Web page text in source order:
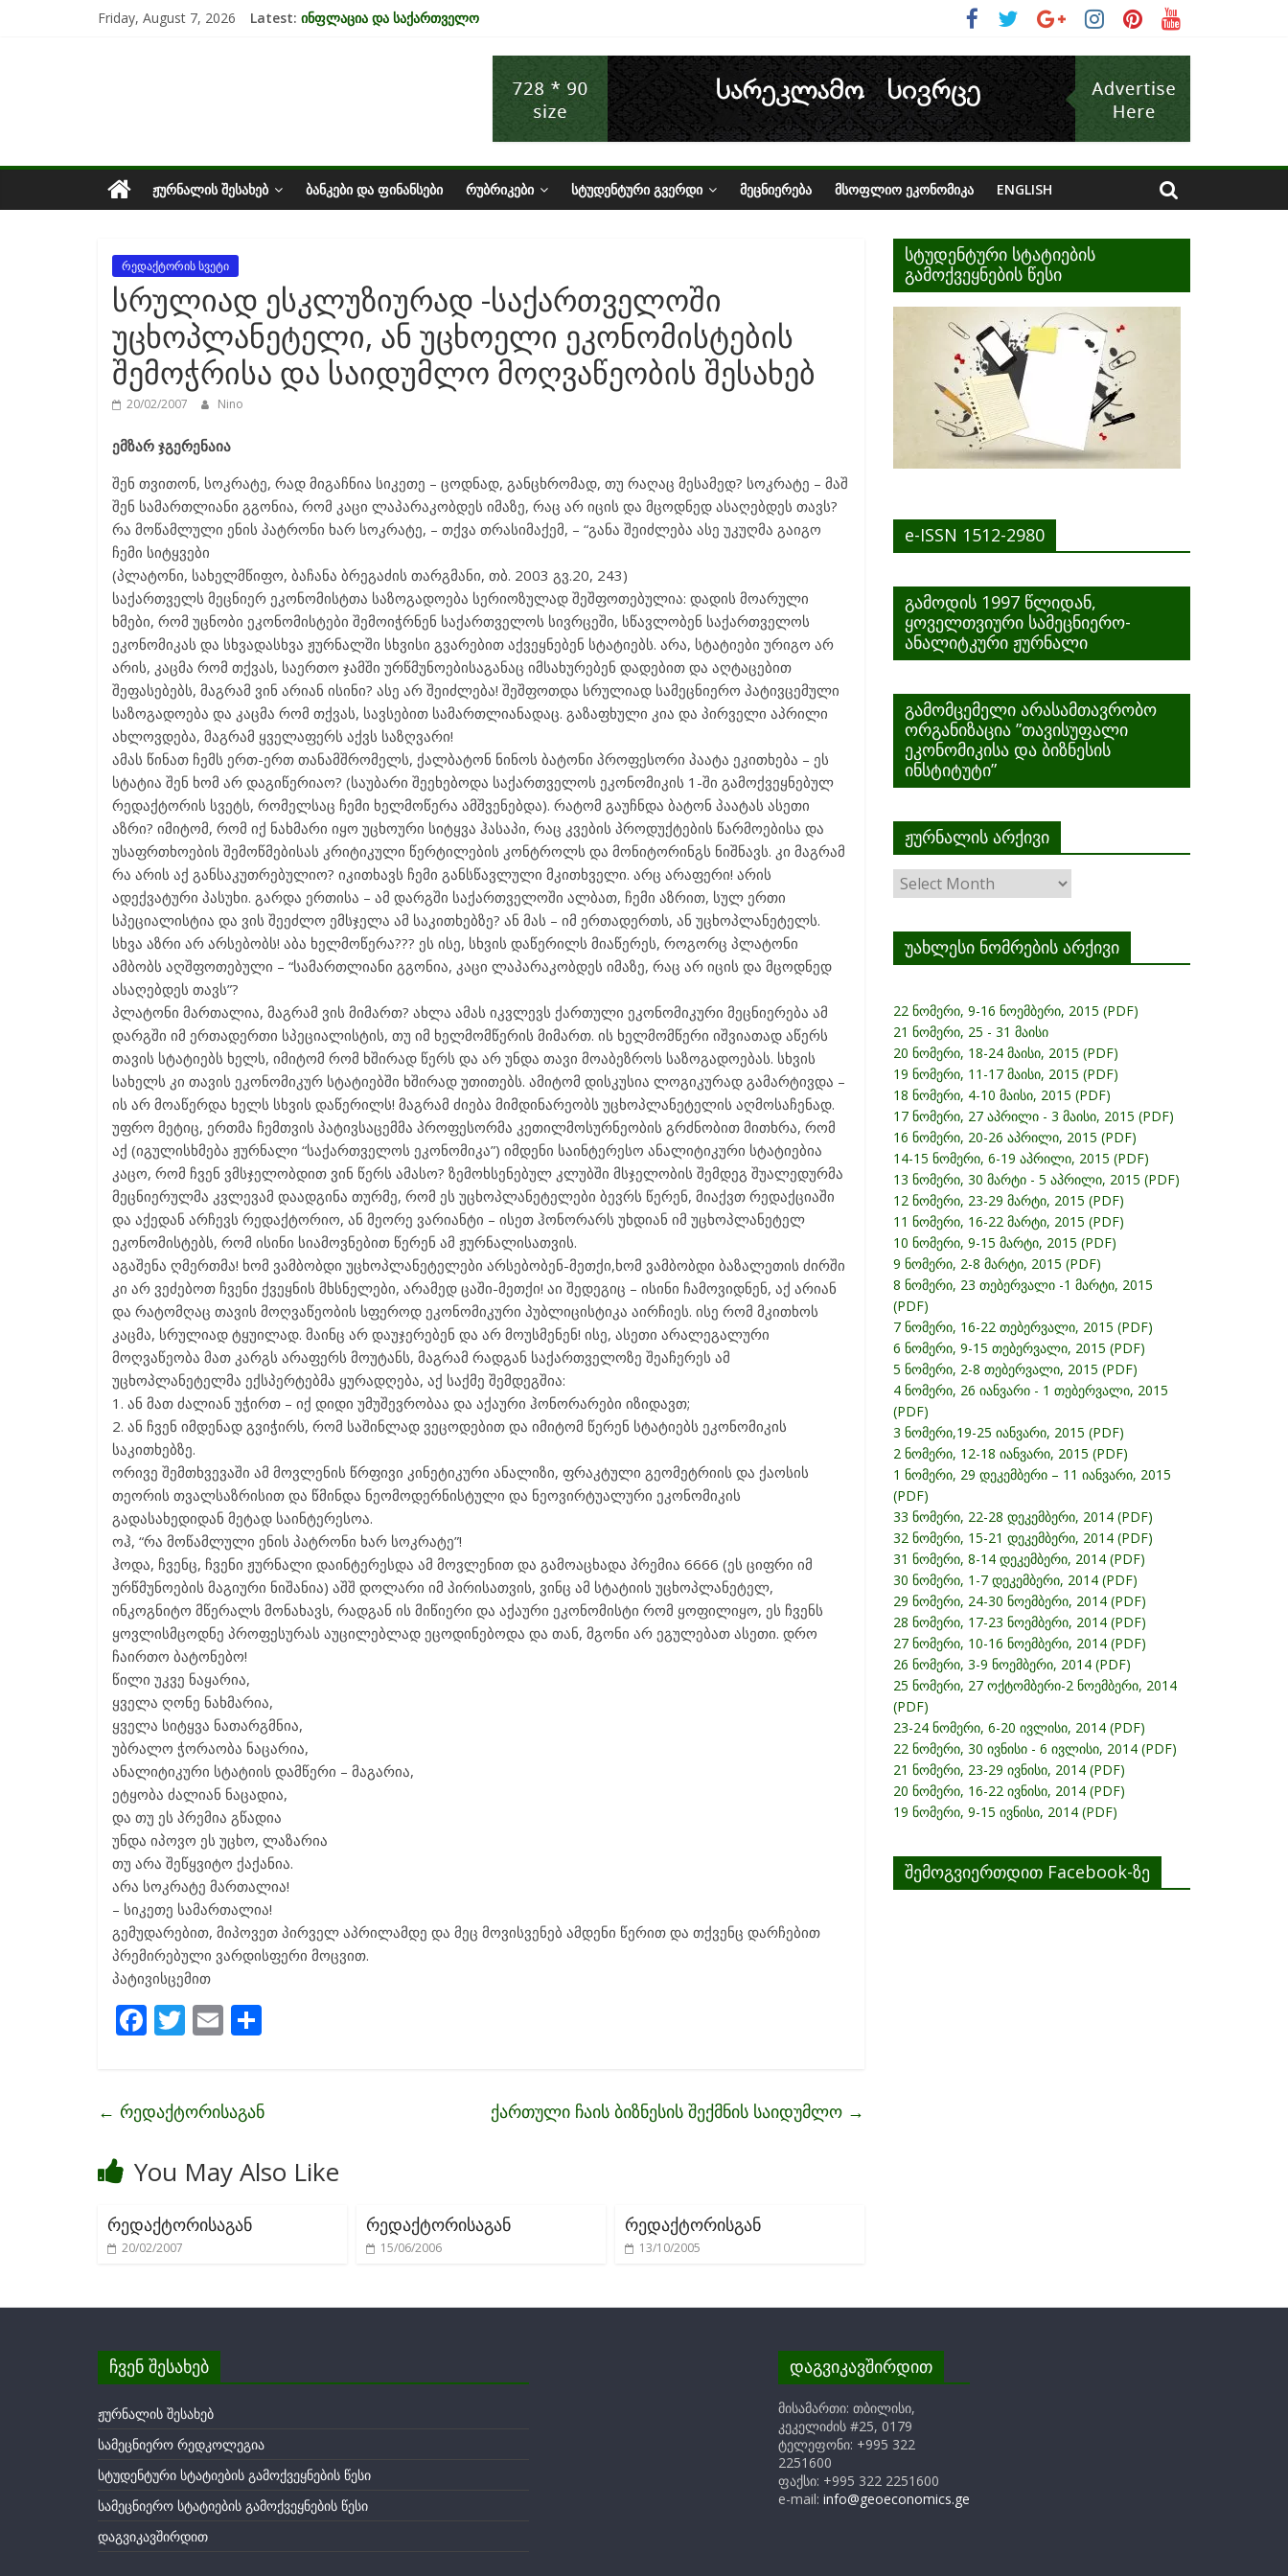
Friday, August 7, 2026 Latest: ინფლაცია და საქართველო
მიგრაციისა და ეკონომიკის ურთიერთკავშირი
EU-ის კანდიდატის სტატუსის ეკონომიკური სარგებელი
უძრავი ქონების ბაზარი საქართველოში
ᲟᲣᲠᲜᲐᲚᲘᲡ ᲨᲔᲡᲐᲮᲔᲑ ᲑᲐᲜᲙᲔᲑᲘ ᲓᲐ ᲤᲘᲜᲐᲜᲡᲔᲑᲘ ᲠᲣᲑᲠᲘᲙᲔᲑᲘ ᲡᲢᲣᲓᲔᲜᲢᲣᲠᲘ ᲒᲕᲔᲠᲓᲘ ᲛᲔᲪᲜᲘᲔᲠᲔᲑᲐ ᲛᲡᲝᲤᲚᲘᲝ ᲔᲙᲝᲜᲝᲛᲘᲙᲐ ENGLISH
რედაქტორის სვეტი
სრულიად ესკლუზიურად -საქართველოში
უცხოპლანეტელი, ან უცხოელი ეკონომისტების
შემოჭრისა და საიდუმლო მოღვაწეობის შესახებ
20/02/2007 Nino
ემზარ ჯგერენაია
შენ თვითონ, სოკრატე, რად მიგაჩნია სიკეთე – ცოდნად, განცხრომად, თუ რაღაც მესამედ? სოკრატე – მაშ
შენ სამართლიანი გგონია, რომ კაცი ლაპარაკობდეს იმაზე, რაც არ იცის და მცოდნედ ასაღებდეს თავს?
რა მოწამლული ენის პატრონი ხარ სოკრატე, – თქვა თრასიმაქემ, – “განა შეიძლება ასე უკუღმა გაიგო
ჩემი სიტყვები
(პლატონი, სახელმწიფო, ბაჩანა ბრეგაძის თარგმანი, თბ. 2003 გვ.20, 243)
საქართველს მეცნიერ ეკონომისტთა საზოგადოება სერიოზულად შეშფოთებულია: დადის მოარული
ხმები, რომ უცნობი ეკონომისტები შემოიჭრნენ საქართველოს სივრცეში, სწავლობენ საქართველოს
ეკონომიკას და სხვადასხვა ჟურნალში სხვისი გვარებით აქვეყნებენ სტატიებს. არა, სტატიები ურიგო არ
არის, კაცმა რომ თქვას, საერთო ჯამში ურწმუნოებისაგანაც იმსახურებენ დადებით და აღტაცებით
შეფასებებს, მაგრამ ვინ არიან ისინი? ასე არ შეიძლება! შეშფოთდა სრულიად სამეცნიერო პატივცემული
საზოგადოება და კაცმა რომ თქვას, სავსებით სამართლიანადაც. გაზაფხული კია და პირველი აპრილი
ახლოვდება, მაგრამ ყველაფერს აქვს საზღვარი!
ამას წინათ ჩემს ერთ-ერთ თანამშრომელს, ქალბატონ ნინოს ბატონი პროფესორი პაატა ეკითხება – ეს
სტატია შენ ხომ არ დაგიწერიაო? (საუბარი შეეხებოდა საქართველოს ეკონომიკის 1-ში გამოქვეყნებულ
რედაქტორის სვეტს, რომელსაც ჩემი ხელმოწერა ამშვენებდა). რატომ გაუჩნდა ბატონ პაატას ასეთი
აზრი? იმიტომ, რომ იქ ნახმარი იყო უცხოური სიტყვა ჰასაპი, რაც კვების პროდუქტების წარმოებისა და
უსაფრთხოების შემოწმებისას კრიტიკული წერტილების კონტროლს და მონიტორინგს ნიშნავს. კი მაგრამ
რა არის აქ განსაკუთრებულიო? იკითხავს ჩემი განსწავლული მკითხველი. არც არაფერი! არის
ადექვატური პასუხი. გარდა ერთისა – ამ დარგში საქართველოში ალბათ, ჩემი აზრით, სულ ერთი
სპეციალისტია და ვის შეეძლო ემსჯელა ამ საკითხებზე? ან მას – იმ ერთადერთს, ან უცხოპლანეტელს.
სხვა აზრი არ არსებობს! აბა ხელმოწერა??? ეს ისე, სხვის დაწერილს მიაწერეს, როგორც პლატონი
ამბობს აღშფოთებული – “სამართლიანი გგონია, კაცი ლაპარაკობდეს იმაზე, რაც არ იცის და მცოდნედ
ასაღებდეს თავს”?
პლატონი მართალია, მაგრამ ვის მიმართ? ახლა ამას იკვლევს ქართული ეკონომიკური მეცნიერება ამ
დარგში იმ ერთადერთი სპეციალისტის, თუ იმ ხელმომწერის მიმართ. ის ხელმომწერი იშვიათად აწერს
თავის სტატიებს ხელს, იმიტომ რომ ხშირად წერს და არ უნდა თავი მოაბეზროს საზოგადოებას. სხვის
სახელს კი თავის ეკონომიკურ სტატიებში ხშირად უთითებს. ამიტომ დისკუსია ლოგიკურად გამარტივდა –
ის არ მოაწერდა ხელს სხვის დაწერილს! მაგრამ ძიება მიმდინარეობს უცხოპლანეტელის აღმოსაჩენად.
უფრო მეტიც, ერთმა ჩემთვის პატივსაცემმა პროფესორმა კეთილმოსურნეობის გრძნობით მითხრა, რომ
აქ (იგულისხმება ჟურნალი “საქართველოს ეკონომიკა”) იმდენი საინტერესო ანალიტიკური სტატიებია
კაცო, რომ ჩვენ ვმსჯელობდით ვინ წერს ამასო? ზემოხსენებულ კლუბში მსჯელობის შემდეგ შუალედურმა
მეცნიერულმა კვლევამ დაადგინა თურმე, რომ ეს უცხოპლანეტელები ბევრს წერენ, მიაქვთ რედაქციაში
და აქედან არჩევს რედაქტორიო, ან მეორე ვარიანტი – ისეთ ჰონორარს უხდიან იმ უცხოპლანეტელ
ეკონომისტებს, რომ ისინი სიამოვნებით წერენ ამ ჟურნალისათვის.
აგაშენა ღმერთმა! ხომ ვამბობდი უცხოპლანეტელები არსებობენ-მეთქი,ხომ ვამბობდი ბაზალეთის ძირში
კი არ ვეძებოთ ჩვენი ქვეყნის მხსნელები, არამედ ცაში-მეთქი! აი შედეგიც – ისინი ჩამოვიდნენ, აქ არიან
და რატომღაც თავის მოღვაწეობის სფეროდ ეკონომიკური პუბლიცისტიკა აირჩიეს. ისე რომ მკითხოს
კაცმა, სრულიად ტყუილად. მაინც არ დაუჯერებენ და არ მოუსმენენ! ისე, ასეთი არალეგალური
მოღვაწეობა მათ კარგს არაფერს მოუტანს, მაგრამ რადგან საქართველოზე შეაჩერეს ამ
უცხოპლანეტელმა ექსპერტებმა ყურადღება, აქ საქმე შემდეგშია:
1. ან მათ ძალიან უჭირთ – იქ დიდი უმუშევრობაა და აქაური ჰონორარები იზიდავთ;
2. ან ჩვენ იმდენად გვიჭირს, რომ საშინლად ვეცოდებით და იმიტომ წერენ სტატიებს ეკონომიკის
საკითხებზე.
ორივე შემთხვევაში ამ მოვლენის წრფივი კინეტიკური ანალიზი, ფრაკტული გეომეტრიის და ქაოსის
თეორის თვალსაზრისით და წმინდა ნეომოდერნისტული და ნეოვირტუალური ეკონომიკის
გადასახედიდან მეტად საინტერესოა.
ოჰ, “რა მოწამლული ენის პატრონი ხარ სოკრატე”!
ჰოდა, ჩვენც, ჩვენი ჟურნალი დაინტერესდა ამ მოვლენით და გამოაცხადა პრემია 6666 (ეს ციფრი იმ
ურწმუნოების მაგიური ნიშანია) აშშ დოლარი იმ პირისათვის, ვინც ამ სტატიის უცხოპლანეტელ,
ინკოგნიტო მწერალს მონახავს, რადგან ის მიწიერი და აქაური ეკონომისტი რომ ყოფილიყო, ეს ჩვენს
ყოვლისმცოდნე პროფესურას აუცილებლად ეცოდინებოდა და თან, მგონი არ ეგულებათ ასეთი. დრო
ჩაირთო ბატონებო!
წილი უკვე ნაყარია,
ყველა ღონე ნახმარია,
ყველა სიტყვა ნათარგმნია,
უბრალო ჭორაობა ნაცარია,
ანალიტიკური სტატიის დამწერი – მაგარია,
ეტყობა ძალიან ნაცადია,
და თუ ეს პრემია გწადია
უნდა იპოვო ეს უცხო, ლაზარია
თუ არა შეწყვიტო ქაქანია.
არა სოკრატე მართალია!
– სიკეთე სამართალია!
გემუდარებით, მიპოვეთ პირველ აპრილამდე და მეც მოვისვენებ ამდენი წერით და თქვენც დარჩებით
პრემირებული ვარდისფერი მოცვით.
პატივისცემით
F
b
o
T
er
E
l e
← რედაქტორისაგან ქართული ჩაის ბიზნესის შექმნის საიდუმლო →
You May Also Like
რედაქტორისაგან
20/02/2007
რედაქტორისაგან
15/06/2006
რედაქტორისგან
13/10/2005
სტუდენტური სტატიების
გამოქვეყნების წესი
e-ISSN 1512-2980
გამოდის 1997 წლიდან,
ყოველთვიური სამეცნიერო-
ანალიტკური ჟურნალი
გამომცემელი არასამთავრობო
ორგანიზაცია ”თავისუფალი
ეკონომიკისა და ბიზნესის
ინსტიტუტი”
ჟურნალის არქივი
ჟურნალის
არქივი
უახლესი ნომრების არქივი
22 ნომერი, 9-16 ნოემბერი, 2015 (PDF)
21 ნომერი, 25 - 31 მაისი
20 ნომერი, 18-24 მაისი, 2015 (PDF)
19 ნომერი, 11-17 მაისი, 2015 (PDF)
18 ნომერი, 4-10 მაისი, 2015 (PDF)
17 ნომერი, 27 აპრილი - 3 მაისი, 2015 (PDF)
16 ნომერი, 20-26 აპრილი, 2015 (PDF)
14-15 ნომერი, 6-19 აპრილი, 2015 (PDF)
13 ნომერი, 30 მარტი - 5 აპრილი, 2015 (PDF)
12 ნომერი, 23-29 მარტი, 2015 (PDF)
11 ნომერი, 16-22 მარტი, 2015 (PDF)
10 ნომერი, 9-15 მარტი, 2015 (PDF)
9 ნომერი, 2-8 მარტი, 2015 (PDF)
8 ნომერი, 23 თებერვალი -1 მარტი, 2015
(PDF)
7 ნომერი, 16-22 თებერვალი, 2015 (PDF)
6 ნომერი, 9-15 თებერვალი, 2015 (PDF)
5 ნომერი, 2-8 თებერვალი, 2015 (PDF)
4 ნომერი, 26 იანვარი - 1 თებერვალი, 2015
(PDF)
3 ნომერი,19-25 იანვარი, 2015 (PDF)
2 ნომერი, 12-18 იანვარი, 2015 (PDF)
1 ნომერი, 29 დეკემბერი – 11 იანვარი, 2015
(PDF)
33 ნომერი, 22-28 დეკემბერი, 2014 (PDF)
32 ნომერი, 15-21 დეკემბერი, 2014 (PDF)
31 ნომერი, 8-14 დეკემბერი, 2014 (PDF)
30 ნომერი, 1-7 დეკემბერი, 2014 (PDF)
29 ნომერი, 24-30 ნოემბერი, 2014 (PDF)
28 ნომერი, 17-23 ნოემბერი, 2014 (PDF)
27 ნომერი, 10-16 ნოემბერი, 2014 (PDF)
26 ნომერი, 3-9 ნოემბერი, 2014 (PDF)
25 ნომერი, 27 ოქტომბერი-2 ნოემბერი, 2014
(PDF)
23-24 ნომერი, 6-20 ივლისი, 2014 (PDF)
22 ნომერი, 30 ივნისი - 6 ივლისი, 2014 (PDF)
21 ნომერი, 23-29 ივნისი, 2014 (PDF)
20 ნომერი, 16-22 ივნისი, 2014 (PDF)
19 ნომერი, 9-15 ივნისი, 2014 (PDF)
შემოგვიერთდით Facebook-ზე
ჩვენ შესახებ
ჟურნალის შესახებ
სამეცნიერო რედკოლეგია
სტუდენტური სტატიების გამოქვეყნების წესი
სამეცნიერო სტატიების გამოქვეყნების წესი
დაგვიკავშირდით
დაგვიკავშირდით
მისამართი: თბილისი,
კეკელიძის #25, 0179
ტელეფონი: +995 322
2251600
ფაქსი: +995 322 2251600
e-mail: info@geoeconomics.ge